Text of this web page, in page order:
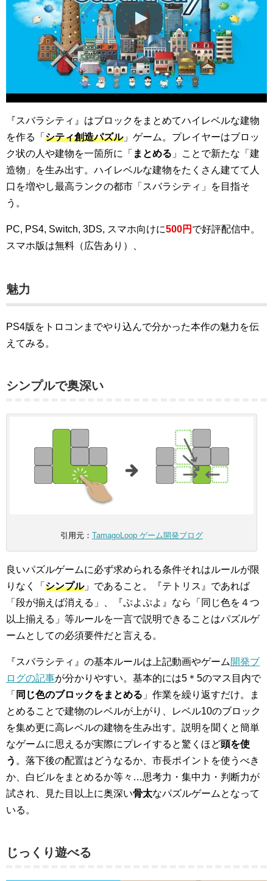
『スバラシティ』はブロックをまとめてハイレベルな建物
を作る「 シティ創造パズル」ゲーム。プレイヤーはブロッ
ク状の人や建物を一箇所に「 まとめる 」ことで新たな「建
造物」を生み出す。ハイレベルな建物をたくさん建てて人
口を増やし最高ランクの都市「スバラシティ」を目指そ
う。
PC, PS4, Switch, 3DS, スマホ向けに500円 で好評配信中。
スマホ版は無料（広告あり）、
魅力
PS4版をトロコンまでやり込んで分かった本作の魅力を伝
えてみる。
シンプルで奥深い
引用元： TamagoLoop ゲーム開発ブログ
良いパズルゲームに必ず求められる条件それはルールが限
りなく「 シンプル」であること。『テトリス』であれば
「段が揃えば消える」、『ぷよぷよ』なら「同じ色を４つ
以上揃える」等ルールを一言で説明できることはパズルゲ
ームとしての必須要件だと言える。
『スバラシティ』の基本ルールは上記動画やゲーム 開発ブ
ログの記事が分かりやすい。基本的には5＊5のマス目内で
「 同じ色のブロックをまとめる 」作業を繰り返すだけ。ま
とめることで建物のレベルが上がり、レベル10のブロック
を集め更に高レベルの建物を生み出す。説明を聞くと簡単
なゲームに思えるが実際にプレイすると驚くほど頭を使
う 。落下後の配置はどうなるか、市長ポイントを使うべき
か、白ビルをまとめるか等々…思考力・集中力・判断力が
試され、見た目以上に奥深い骨太なパズルゲームとなって
いる。
じっくり遊べる